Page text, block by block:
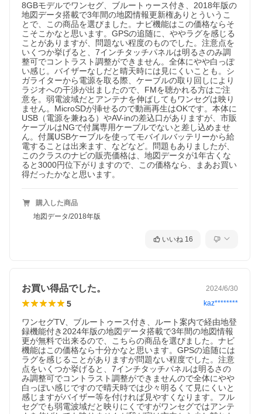
8GBモデルでワンセグ、ブルートゥース付き、2018年版の
地図データ搭載で3年間の地図情報更新権ありとういうこ
とで、この商品を選びました。ナビ機能はこの価格ならそ
こそこかなと思います。GPSの追随に、ややラグを感じる
ことがありますが、問題ない程度のものでした。注意点を
いくつか挙げると、7インチタッチパネルは明るさのみ調
整可でコントラスト調整ができません。全体にやや白っぽ
い感じ。バイザーなしだと晴天時には見にくいことも。シ
ガライターから電源を取る際、ケーブルの取り回しにより
ラジオへの干渉が出ましたので、FMを聴かれる方はご注
意を。弱電波域だとアンテナを伸ばしてもワンセグは映り
ません。MicroSDが挿せるので動画再生はOKです。本体に
USB（電源を兼ねる）やAV-inの差込口がありますが、市販
ケーブルはNGで付属専用ケーブルでないと差し込めませ
ん。付属USBケーブルを使ってモバイルバッテリーから給
電することは出来ます、などなど。問題もありましたが、
このクラスのナビの販売価格は、地図データが1年古くな
ると3000円位下がりますので、この価格なら、まあお買い
得だったかなと思います。
購入した商品
地図データ/2018年版
いいね 16
お買い得品でした。 2024/6/30
5 kaz********
ワンセグTV、ブルートゥース付き、ルート案内で経由地登
録機能付き2024年版の地図データ搭載で3年間の地図情報
更が無料で出来るので、こちらの商品を選びました。ナビ
機能はこの価格なら十分かなと思います。GPSの追随には
ラグを感じることがありますが問題ない程度でした。注意
点をいくつか挙げると、7インチタッチパネルは明るさの
み調整可でコントラスト調整ができませんので全体にやや
白っぽい感じですので晴天時では少々明るくて見にくいと
感じますがバイザー等を付ければ見やすくなります。フル
セグでも弱電波域だと映りにくですがワンセグではアンテ